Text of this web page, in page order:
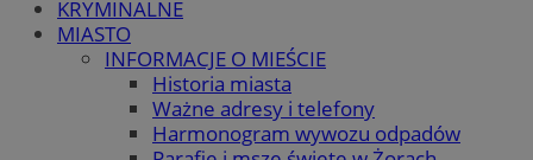
KRYMINALNE
MIASTO
INFORMACJE O MIEŚCIE
Historia miasta
Ważne adresy i telefony
Harmonogram wywozu odpadów